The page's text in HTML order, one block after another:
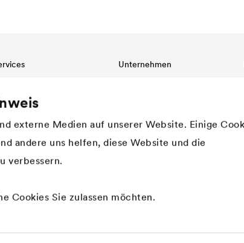
externe Medien auf unserer Website. Einige
andere uns helfen, diese Website und die
verbessern.
Cookies Sie zulassen möchten.
Ansprechpartner
Unternehmen
Historie
Nachhaltigkeit